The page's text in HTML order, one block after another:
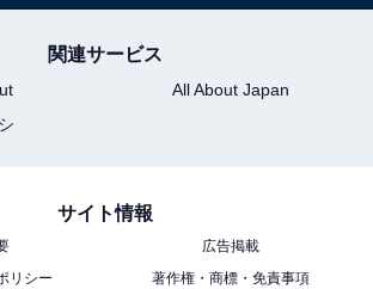
ント倍率になる仕組み。上限ポイント
す。
プログラムを利用すれば、ポイント最
。事前エントリーを済ませて、ポイン
関連サービス
All About Japan
サイト情報
広告掲載
リシー
著作権・商標・免責事項